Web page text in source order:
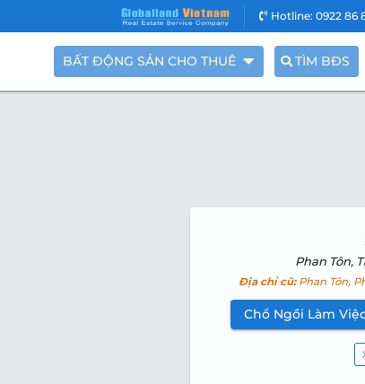
Hotline: 0922 86
BẤT ĐỘNG SẢN CHO THUÊ TÌM BĐS
Phan Tôn,
Địa chỉ cũ:Phan Tôn,
Chổ Ngồi Làm